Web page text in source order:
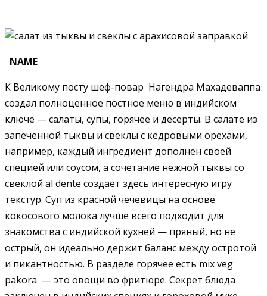
NAME
К Великому посту шеф-повар Нагендра Махадеваппа
создал полноценное постное меню в индийском
ключе — салаты, супы, горячее и десерты. В салате из
запеченной тыквы и свеклы с кедровыми орехами,
например, каждый ингредиент дополнен своей
специей или соусом, а сочетание нежной тыквы со
свеклой al dente создает здесь интересную игру
текстур. Суп из красной чечевицы на основе
кокосового молока лучше всего подходит для
знакомства с индийской кухней — пряный, но не
острый, он идеально держит баланс между остротой
и пикантностью. В разделе горячее есть mix veg
pakora — это овощи во фритюре. Секрет блюда